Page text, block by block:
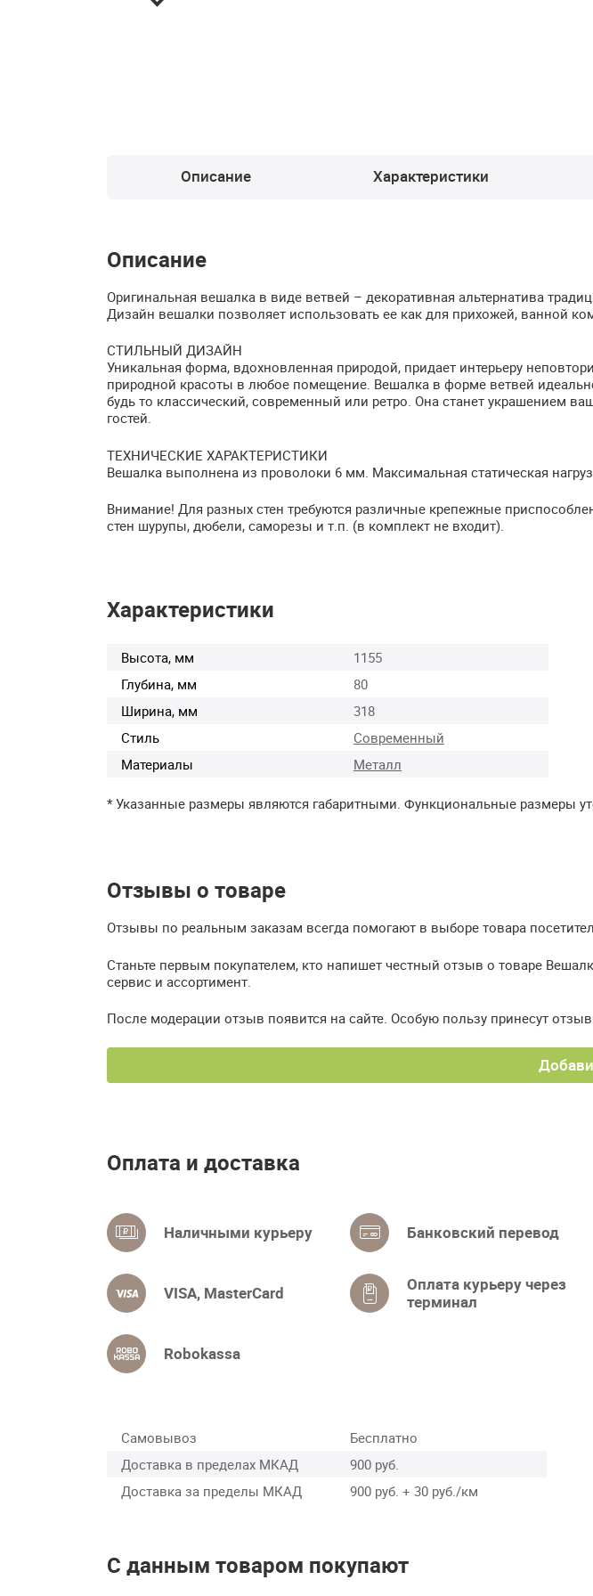
Описание Характеристики
Описание
Оригинальная вешалка в виде ветвей – декоративная альтернатива
Дизайн вешалки позволяет использовать ее как для прихожей, ванной
СТИЛЬНЫЙ ДИЗАЙН
Уникальная форма, вдохновленная природой, придает интерьеру
природной красоты в любое помещение. Вешалка в форме ветвей
будь то классический, современный или ретро. Она станет украшением
гостей.
ТЕХНИЧЕСКИЕ ХАРАКТЕРИСТИКИ
Вешалка выполнена из проволоки 6 мм. Максимальная статическая
Внимание! Для разных стен требуются различные крепежные
стен шурупы, дюбели, саморезы и т.п. (в комплект не входит).
Характеристики
Высота, мм
1155
Глубина, мм
80
Ширина, мм
318
Стиль
Современный
Материалы
Металл
* Указанные размеры являются габаритными. Функциональные размеры
Отзывы о товаре
Отзывы по реальным заказам всегда помогают в выборе товара
Станьте первым покупателем, кто напишет честный отзыв о товаре
сервис и ассортимент.
После модерации отзыв появится на сайте. Особую пользу принесут
Оплата и доставка
Наличными курьеру Банковский перевод
VISA, MasterCard
Оплата курьеру через
терминал
Robokassa
Самовывоз
Бесплатно
Доставка в пределах МКАД
900 руб.
Доставка за пределы МКАД
900 руб. + 30 руб./км
С данным товаром покупают